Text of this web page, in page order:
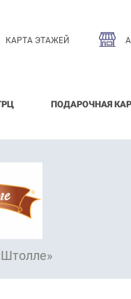
КАРТА ЭТАЖЕЙ
ПОДАРОЧНАЯ